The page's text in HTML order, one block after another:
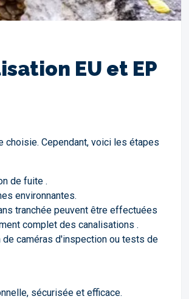
EU et EP
choisie. Cependant, voici les étapes
de fuite .
environnantes.
tranchée peuvent être effectuées
complet des canalisations .
caméras d'inspection ou tests de
sécurisée et efficace.